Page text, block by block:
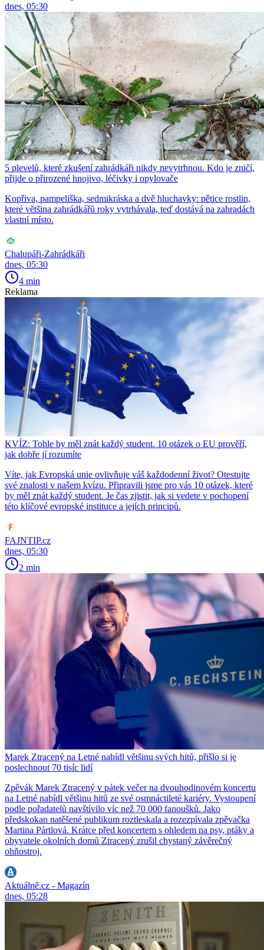
dnes, 05:30
5 plevelů, které zkušení zahrádkáři nikdy nevytrhnou. Kdo je zničí,
přijde o přirozené hnojivo, léčivky i opylovače
Kopřiva, pampeliška, sedmikráska a dvě hluchavky: pětice rostlin,
které většina zahrádkářů roky vytrhávala, teď dostává na zahradách
vlastní místo.
Chalupáři-Zahrádkáři
dnes, 05:30
4 min
Reklama
KVÍZ: Tohle by měl znát každý student. 10 otázek o EU prověří,
jak dobře jí rozumíte
Víte, jak Evropská unie ovlivňuje váš každodenní život? Otestujte
své znalosti v našem kvízu. Připravili jsme pro vás 10 otázek, které
by měl znát každý student. Je čas zjistit, jak si vedete v pochopení
této klíčové evropské instituce a jejích principů.
FAJNTIP.cz
dnes, 05:30
2 min
Marek Ztracený na Letné nabídl většinu svých hitů, přišlo si je
poslechnout 70 tisíc lidí
Zpěvák Marek Ztracený v pátek večer na dvouhodinovém koncertu
na Letné nabídl většinu hitů ze své osmnáctileté kariéry. Vystoupení
podle pořadatelů navštívilo víc než 70 000 fanoušků. Jako
předskokan natěšené publikum roztleskala a rozezpívala zpěvačka
Martina Pártlová. Krátce před koncertem s ohledem na psy, ptáky a
obyvatele okolních domů Ztracený zrušil chystaný závěrečný
ohňostroj.
Aktuálně.cz - Magazín
dnes, 05:28